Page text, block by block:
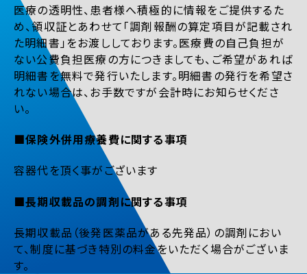
医療の透明性、患者様へ積極的に情報をご提供するた
め、領収証とあわせて「調剤報酬の算定項目が記載され
た明細書」をお渡ししております。医療費の自己負担が
ない公費負担医療の方につきましても、ご希望があれば
明細書を無料で発行いたします。明細書の発行を希望さ
れない場合は、お手数ですが会計時にお知らせくださ
い。
■保険外併用療養費に関する事項
容器代を頂く事がございます
■長期収載品の調剤に関する事項
長期収載品（後発医薬品がある先発品）の調剤におい
て、制度に基づき特別の料金をいただく場合がございま
す。